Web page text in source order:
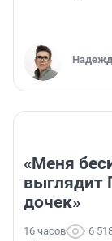
«Меня
выглядит
дочек»
16 часов 6